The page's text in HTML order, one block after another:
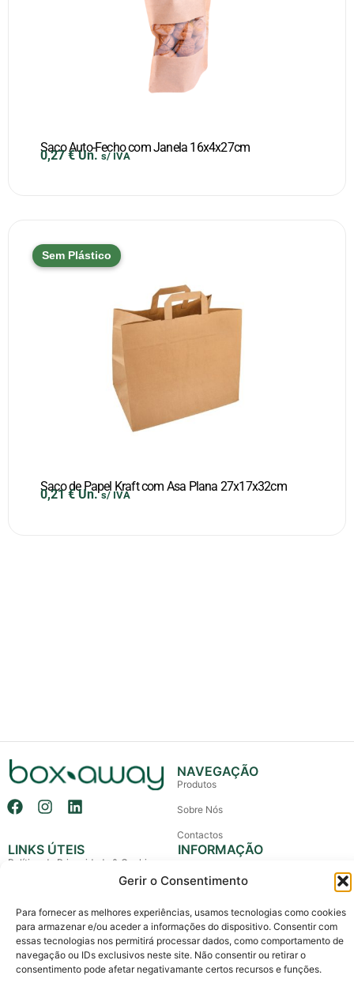
Gerir o Consentimento
Para fornecer as melhores experiências, usamos tecnologias como cookies
para armazenar e/ou aceder a informações do dispositivo. Consentir com
essas tecnologias nos permitirá processar dados, como comportamento de
navegação ou IDs exclusivos neste site. Não consentir ou retirar o
consentimento pode afetar negativamante certos recursos e funções.
Saco Auto-Fecho com Janela 16x4x27cm
0,27€ Un. s/ IVA
Sem Plástico
Saco de Papel Kraft com Asa Plana 27x17x32cm
0,21€ Un. s/ IVA
NAVEGAÇÃO
Produtos
Sobre Nós
Contactos
LINKS ÚTEIS
Política de Privacidade & Cookies
Política de Devolução e Reembolso
Termos e Condições
Litígios de Consumo
Livro de Reclamações
INFORMAÇÃO
(Chamada para rede móvel nacional)
Entregas em todo o País